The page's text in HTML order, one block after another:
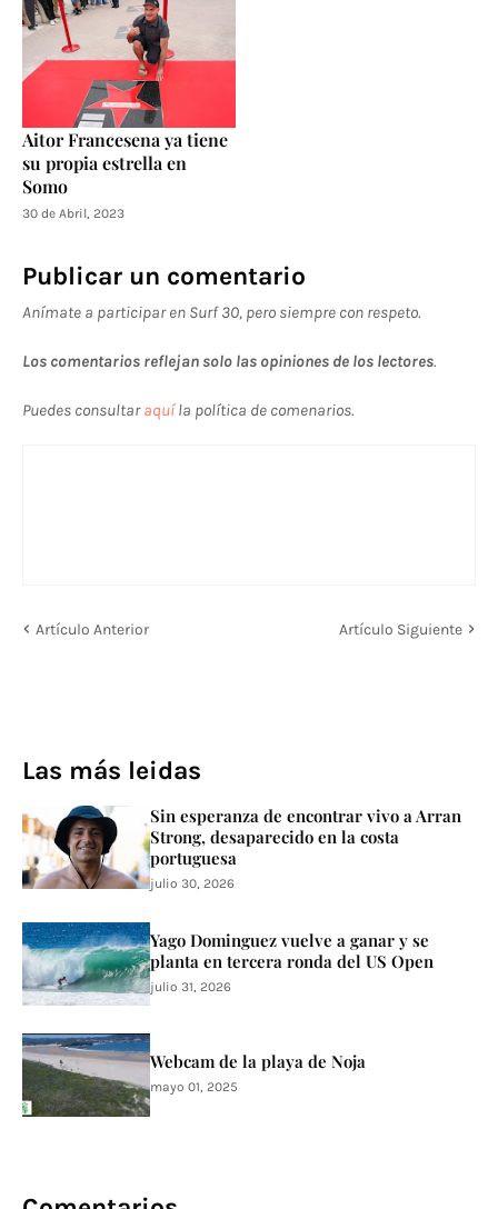
Aitor Francesena ya tiene
su propia estrella en
Somo
30 de Abril, 2023
Publicar un comentario
Anímate a participar en Surf 30, pero siempre con respeto.
Los comentarios reflejan solo las opiniones de los lectores.
Puedes consultaraquíla política de comenarios.
Artículo Anterior Artículo Siguiente
Las más leidas
Sin esperanza de encontrar vivo a Arran
Strong, desaparecido en la costa
portuguesa
julio 30, 2026
Yago Dominguez vuelve a ganar y se
planta en tercera ronda del US Open
julio 31, 2026
Webcam de la playa de Noja
mayo 01, 2025